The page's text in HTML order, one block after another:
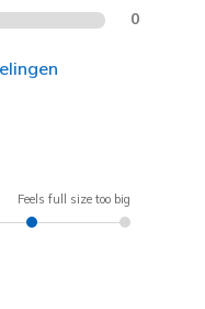
0
Feels full size too big